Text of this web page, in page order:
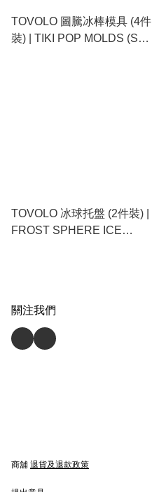
TOVOLO 圖騰冰棒模具 (4件
裝) | TIKI POP MOLDS (SET
TOVOLO 冰球托盤 (2件裝) |
FROST SPHERE ICE
關注我們
商舖 退貨及退款政策